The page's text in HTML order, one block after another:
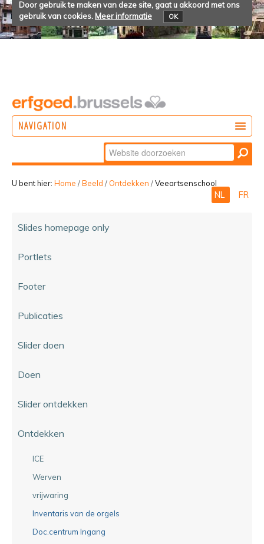
Door gebruik te maken van deze site, gaat u akkoord met ons
gebruik van cookies. Meer informatie OK
NAVIGATION
Zoek
Geavanceerd
zoeken...
U bent hier: Home /Beeld / Ontdekken /Veeartsenschool
NL FR
Slides homepage only
Portlets
Footer
Publicaties
Slider doen
Doen
Slider ontdekken
Ontdekken
ICE
Werven
vrijwaring
Inventaris van de orgels
Doc.centrum Ingang